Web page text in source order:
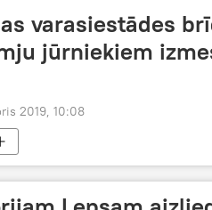
varasiestādes
jūrniekiem
2019, 10:08